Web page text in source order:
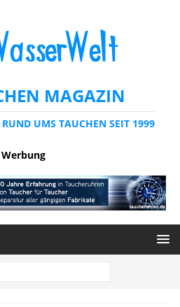
MAGAZIN
UMS TAUCHEN SEIT 1999
Werbung